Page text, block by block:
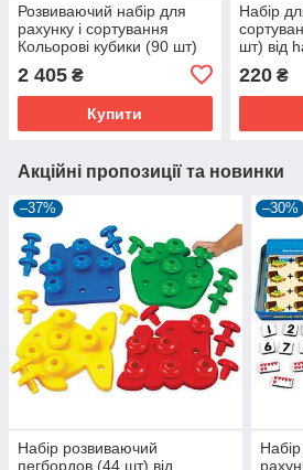
Розвиваючий набір для
рахунку і сортування
Кольорові кубики (90 шт)
2 405 ₴
Купити
Набір
шт) від
220₴
Акційні пропозиції та новинки
–37%
Набір розвиваючий
пегбордов (44 шт) від
–30%